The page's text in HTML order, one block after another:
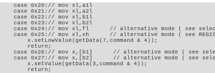
case 0x20:// mov xl,a1l
case 0x21:// mov xl,a2l
case 0x22:// mov xl,b1l
case 0x23:// mov xl,b2l
case 0x24:// mov xl,fl      // alternative mode ( see
case 0x25:// mov xl,xh      // alternative mode ( see
x.setLowValue(getData(7,command & 4));
return;
case 0x26:// mov x,[b1]      // alternative mode ( see
case 0x27:// mov x,[b2]      // alternative mode ( see
x.setValue(getData(3,command & 4));
return;